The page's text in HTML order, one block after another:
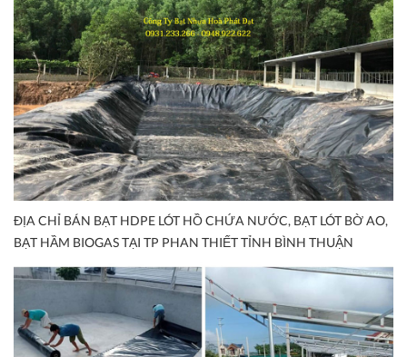
ĐỊA CHỈ BÁN BẠT HDPE LÓT HỒ CHỨA NƯỚC, BẠT LÓT BỜ AO,
BẠT HẦM BIOGAS TẠI TP PHAN THIẾT TỈNH BÌNH THUẬN